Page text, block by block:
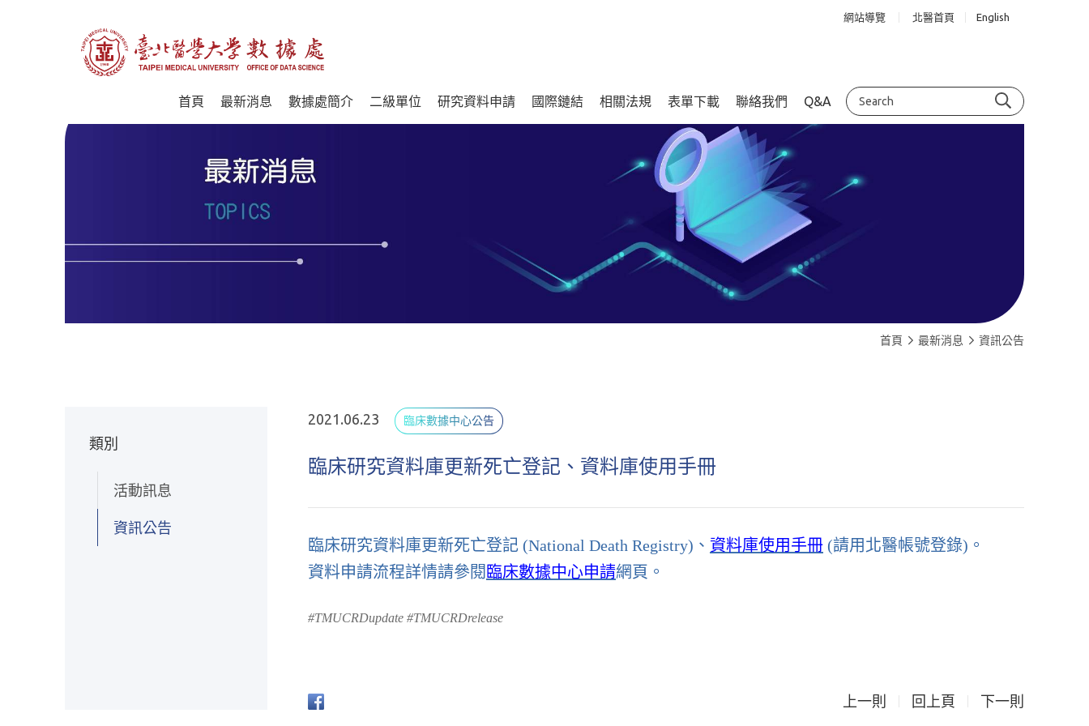
網站導覽 北醫首頁 English
首頁 最新消息 數據處簡介 二級單位 研究資料申請 國際鏈結 相關法規 表單下載 聯絡我們 Q&A
首頁 最新消息 資訊公告
類別
活動訊息
資訊公告
2021.06.23 臨床數據中心公告
臨床研究資料庫更新死亡登記、資料庫使用手冊
臨床研究資料庫更新死亡登記 (National Death Registry)、 資料庫使用手冊 (請用北醫帳號登錄)。
資料申請流程詳情請參閱 臨床數據中心申請網頁。
#TMUCRDupdate #TMUCRDrelease
上一則 回上頁 下一則